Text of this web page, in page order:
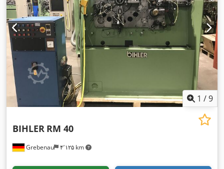
1 /9
Grebenau ۴٬۱۲۵ km
BIHLER RM 40